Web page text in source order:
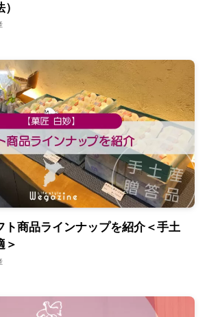
ト商品ラインナップを紹介＜手土
＞